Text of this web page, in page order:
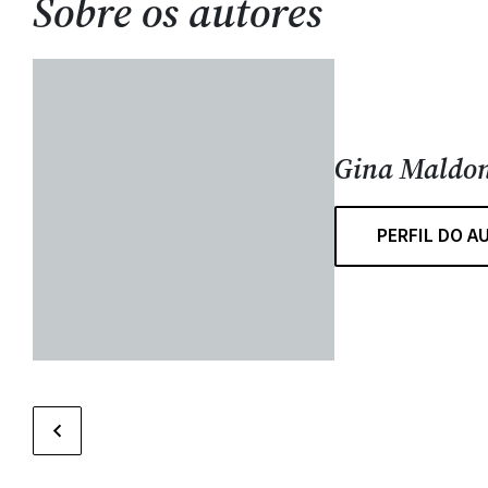
Sobre os autores
Gina
PERFIL DO